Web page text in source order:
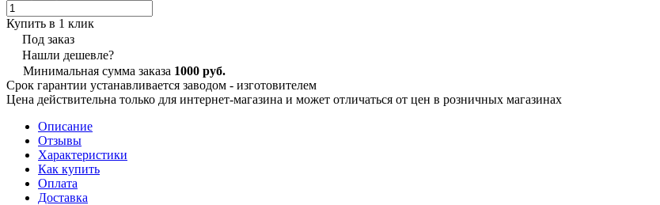
Купить в 1 клик
Под заказ
Нашли дешевле?
Минимальная сумма заказа 1000 руб.
Срок гарантии устанавливается заводом - изготовителем
Цена действительна только для интернет-магазина и может отличаться от цен в розничных магазинах
Описание
Отзывы
Характеристики
Как купить
Оплата
Доставка